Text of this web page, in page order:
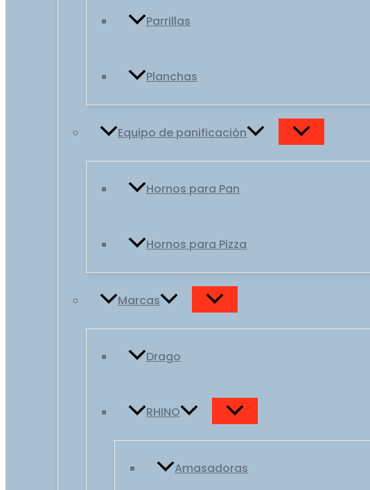
Parrillas
Planchas
Equipo de panificación
Hornos para Pan
Hornos para Pizza
Marcas
Drago
RHINO
Amasadoras